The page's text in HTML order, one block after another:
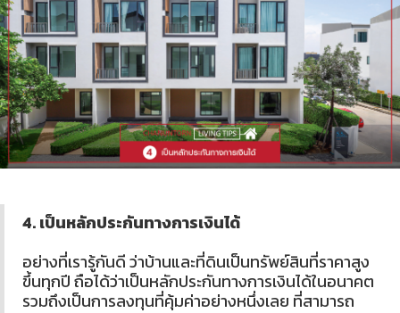
4. เป็นหลักประกันทางการเงินได้
อย่างที่เรารู้กันดี ว่าบ้านและที่ดินเป็นทรัพย์สินที่ราคาสูง
ขึ้นทุกปี ถือได้ว่าเป็นหลักประกันทางการเงินได้ในอนาคต
รวมถึงเป็นการลงทุนที่คุ้มค่าอย่างหนึ่งเลย ที่สามารถ